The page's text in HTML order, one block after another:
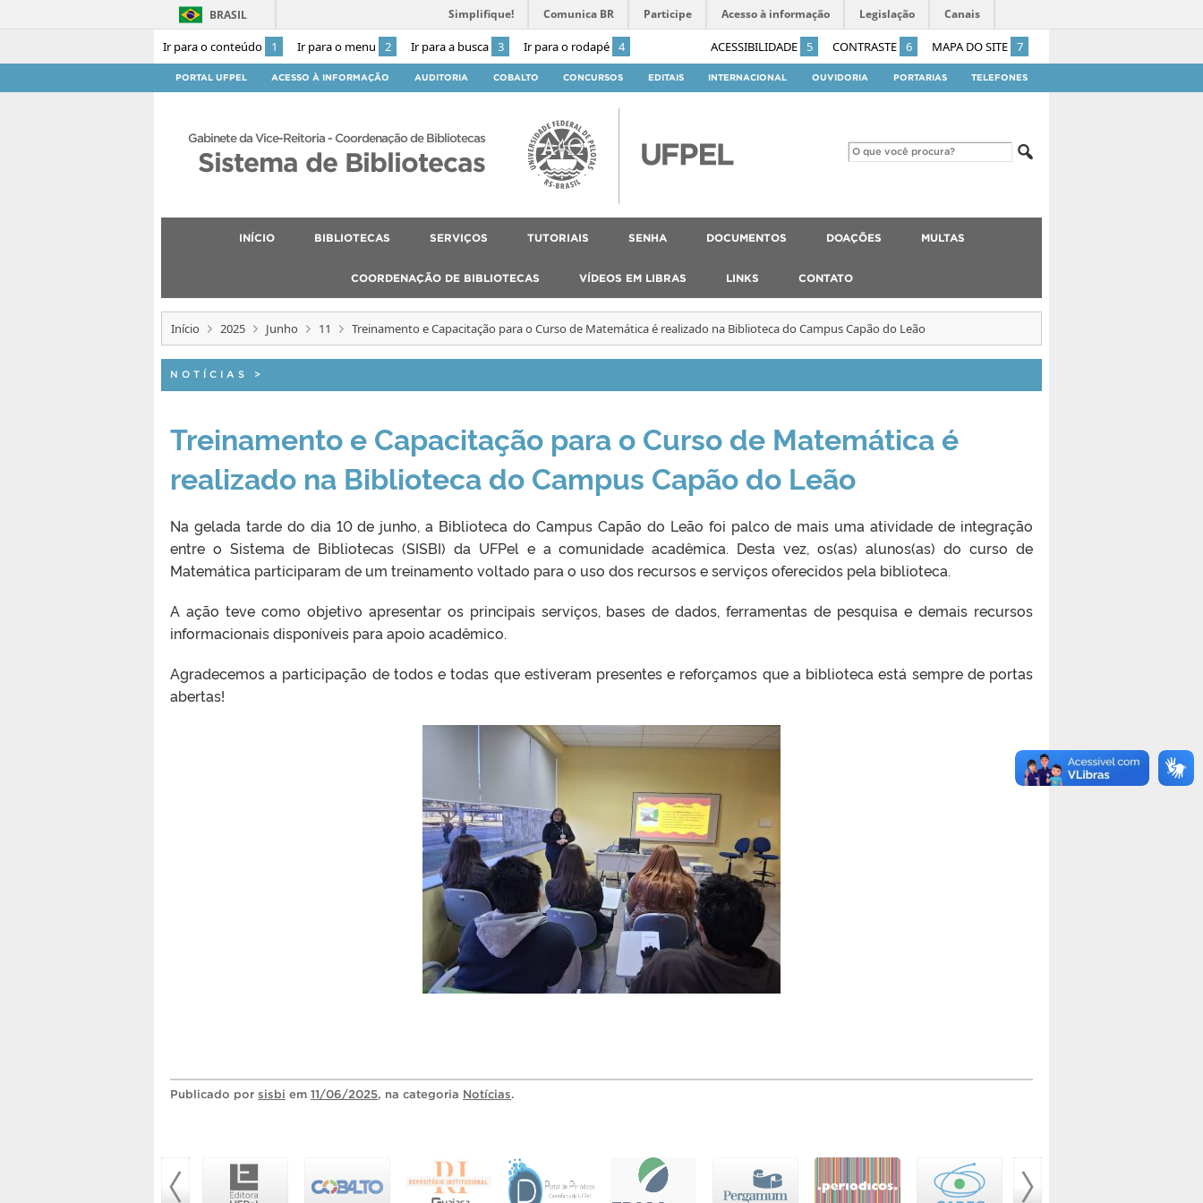
Ir para o conteúdo 1 Ir para o menu 2 Ir para a busca 3 Ir para o rodapé 4 ACESSIBILIDADE 5 CONTRASTE 6 MAPA DO SITE 7
BRASIL Simplifique! Comunica BR Participe Acesso à informação Legislação Canais
PORTAL UFPEL ACESSO À INFORMAÇÃO AUDITORIA COBALTO CONCURSOS EDITAIS INTERNACIONAL OUVIDORIA PORTARIAS TELEFONES
Gabinete da Vice-Reitoria - Coordenação de Bibliotecas
Sistema de Bibliotecas
INÍCIO BIBLIOTECAS SERVIÇOS TUTORIAIS SENHA DOCUMENTOS DOAÇÕES MULTAS
COORDENAÇÃO DE BIBLIOTECAS VÍDEOS EM LIBRAS LINKS CONTATO
Início 2025 Junho 11 Treinamento e Capacitação para o Curso de Matemática é realizado na Biblioteca do Campus Capão do Leão
NOTÍCIAS >
Treinamento e Capacitação para o Curso de Matemática é
realizado na Biblioteca do Campus Capão do Leão
Na gelada tarde do dia 10 de junho, a Biblioteca do Campus Capão do Leão foi palco de mais uma atividade de integração
entre o Sistema de Bibliotecas (SISBI) da UFPel e a comunidade acadêmica. Desta vez, os(as) alunos(as) do curso de
Matemática participaram de um treinamento voltado para o uso dos recursos e serviços oferecidos pela biblioteca.
A ação teve como objetivo apresentar os principais serviços, bases de dados, ferramentas de pesquisa e demais recursos
informacionais disponíveis para apoio acadêmico.
Agradecemos a participação de todos e todas que estiveram presentes e reforçamos que a biblioteca está sempre de portas
abertas!
Publicado por sisbi em 11/06/2025, na categoria Notícias.